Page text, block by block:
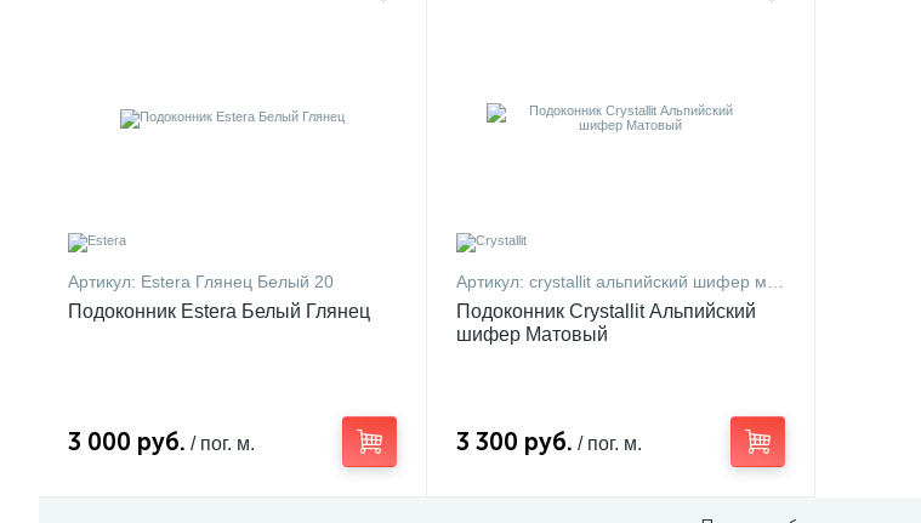
Артикул: Estera Глянец Белый 20
Подоконник Estera Белый Глянец
3 000 руб. / пог. м.
Артикул: crystallit альпийский шифер мат 20
Подоконник Crystallit Альпийский
шифер Матовый
3 300 руб. / пог. м.